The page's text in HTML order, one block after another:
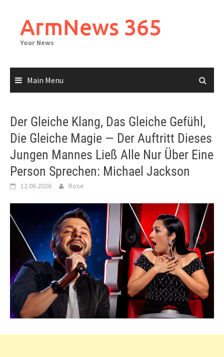
contentArmNews 365
Your News
Main Menu
Der Gleiche Klang, Das Gleiche Gefühl,
Die Gleiche Magie — Der Auftritt Dieses
Jungen Mannes Ließ Alle Nur Über Eine
Person Sprechen: Michael Jackson
12.06.2026 Rose